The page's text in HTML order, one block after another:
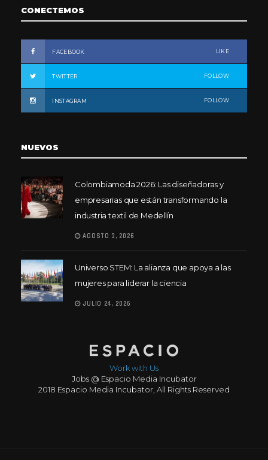
CONECTEMOS
FACEBOOK LIKE
TWITTER FOLLOW
INSTAGRAM FOLLOW
NUEVOS
Colombiamoda 2026: Las diseñadoras y
empresarias que están transformando la
industria textil de Medellín
AGOSTO 3, 2026
Universo STEM: La alianza que apoya a las
mujeres para liderar la ciencia
JULIO 24, 2026
Work with Us
Jobs @ Espacio Media Incubator
2018 Espacio Media Incubator, All Rights Reserved